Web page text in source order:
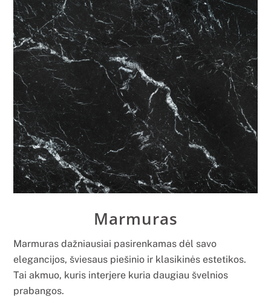
Marmuras
Marmuras dažniausiai pasirenkamas dėl savo
elegancijos, šviesaus piešinio ir klasikinės estetikos.
Tai akmuo, kuris interjere kuria daugiau švelnios
prabangos.